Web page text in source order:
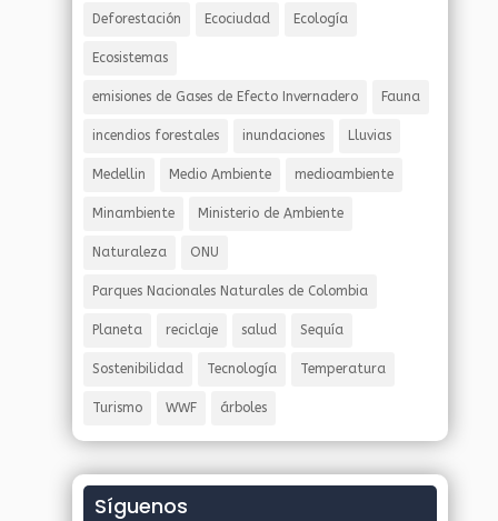
Deforestación Ecociudad Ecología
Ecosistemas
emisiones de Gases de Efecto Invernadero Fauna
incendios forestales inundaciones Lluvias
Medellin Medio Ambiente medioambiente
Minambiente Ministerio de Ambiente
Naturaleza ONU
Parques Nacionales Naturales de Colombia
Planeta reciclaje salud Sequía
Sostenibilidad Tecnología Temperatura
Turismo WWF árboles
Síguenos